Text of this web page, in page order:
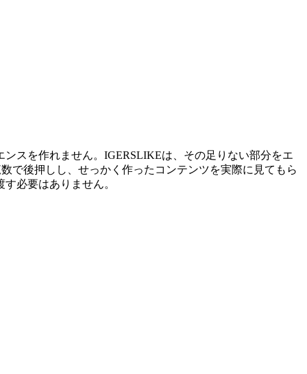
スを作れません。IGERSLIKEは、その足りない部分をエ
で後押しし、せっかく作ったコンテンツを実際に見てもら
必要はありません。